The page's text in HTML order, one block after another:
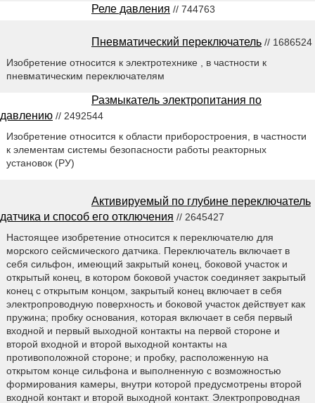
Реле давления // 744763
Пневматический переключатель // 1686524
Изобретение относится к электротехнике , в частности к
пневматическим переключателям
Размыкатель электропитания по
давлению // 2492544
Изобретение относится к области приборостроения, в частности
к элементам системы безопасности работы реакторных
установок (РУ)
Активируемый по глубине переключатель
датчика и способ его отключения // 2645427
Настоящее изобретение относится к переключателю для
морского сейсмического датчика. Переключатель включает в
себя сильфон, имеющий закрытый конец, боковой участок и
открытый конец, в котором боковой участок соединяет закрытый
конец с открытым концом, закрытый конец включает в себя
электропроводную поверхность и боковой участок действует как
пружина; пробку основания, которая включает в себя первый
входной и первый выходной контакты на первой стороне и
второй входной и второй выходной контакты на
противоположной стороне; и пробку, расположенную на
открытом конце сильфона и выполненную с возможностью
формирования камеры, внутри которой предусмотрены второй
входной контакт и второй выходной контакт. Электропроводная